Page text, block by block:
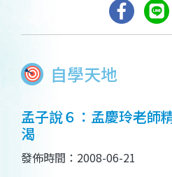
自學天地
孟子說６：孟慶玲老師
渴
發佈時間：2008-06-21